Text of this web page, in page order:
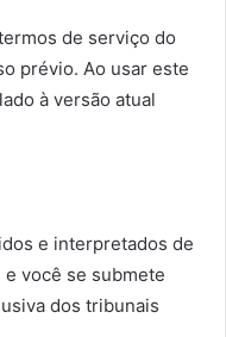
de serviço do
prévio. Ao usar este
à versão atual
e interpretados de
você se submete
dos tribunais